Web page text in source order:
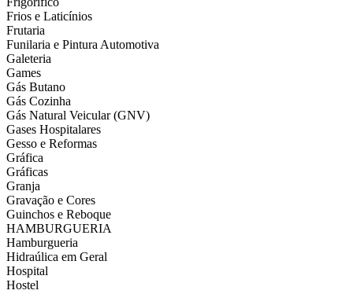
Frios e Laticínios
Frutaria
Funilaria e Pintura Automotiva
Galeteria
Games
Gás Butano
Gás Cozinha
Gás Natural Veicular (GNV)
Gases Hospitalares
Gesso e Reformas
Gráfica
Gráficas
Granja
Gravação e Cores
Guinchos e Reboque
HAMBURGUERIA
Hamburgueria
Hidraúlica em Geral
Hospital
Hostel